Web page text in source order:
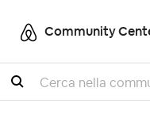
Community
Cercare